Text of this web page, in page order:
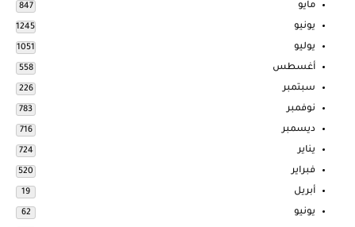
مايو 847
يونيو 1245
يوليو 1051
أغسطس 558
سبتمبر 226
نوفمبر 783
ديسمبر 716
يناير 724
فبراير 520
أبريل 19
يونيو 62